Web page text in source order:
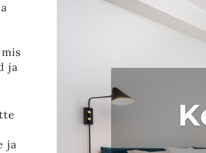
ja
ja